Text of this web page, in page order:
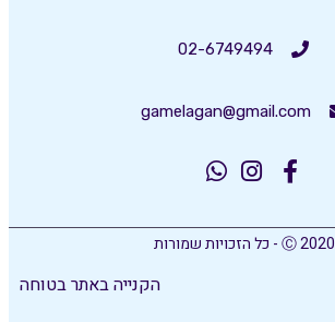
02-6749494
gamelagan@gmail.com
Ⓒ 2020 - כל הזכויות שמורות
הקנייה באתר בטוחה